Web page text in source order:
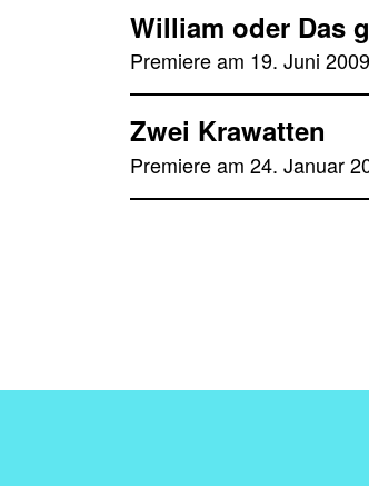
William oder Das
Premiere am 19. Juni
Zwei Krawatten
Premiere am 24. Januar